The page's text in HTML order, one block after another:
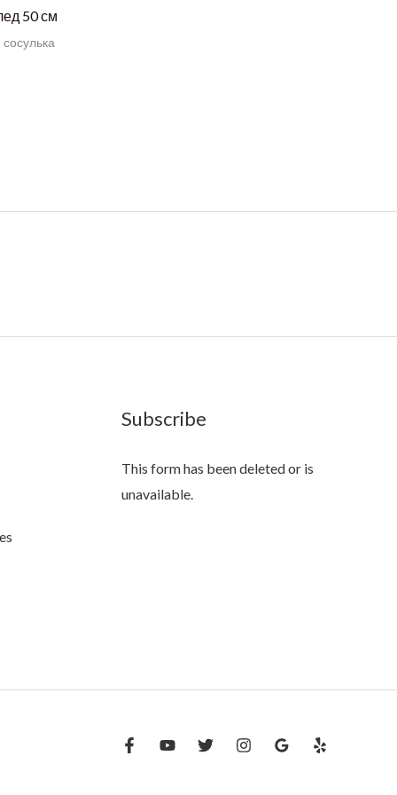
50 см
Subscribe
This form has been deleted or is
unavailable.